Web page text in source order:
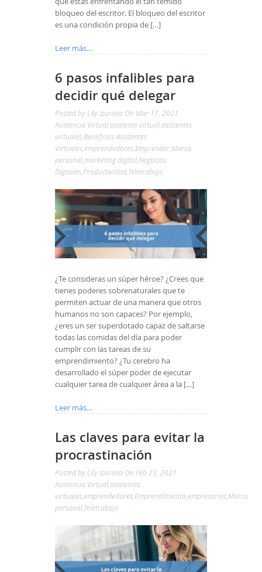
bloqueo del escritor. El bloqueo del escritor
es una condición propia de […]
Leer más…
6 pasos infalibles para
decidir qué delegar
Posted by Lily Izurieta On Mar 17, 2021
Asistencia Virtual asistente virtual asistentes
virtuales Beneficios Asistentes
Virtuales emprendedores Emprender Marca
personal marketing digital Negocios
Digitales ProductividadTeletrabajo
¿Te consideras un súper héroe? ¿Crees que
tienes poderes sobrenaturales que te
permiten actuar de una manera que otros
humanos no son capaces? Por ejemplo,
¿eres un ser superdotado capaz de saltarse
todas las comidas del día para poder
cumplir con las tareas de su
emprendimiento? ¿Tu cerebro ha
desarrollado el súper poder de ejecutar
cualquier tarea de cualquier área a la […]
Leer más…
Las claves para evitar la
procrastinación
Posted by Lily Izurieta On Feb 23, 2021
Asistencia Virtual asistentes
virtuales emprendedores Emprendimiento empresarios Marca
personalTeletrabajo